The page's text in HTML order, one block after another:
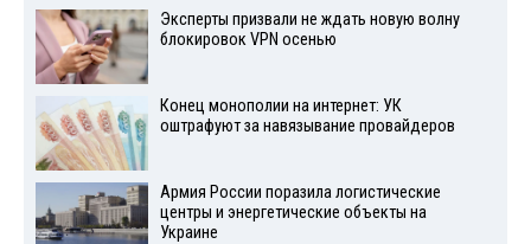
Эксперты призвали не ждать новую волну
блокировок VPN осенью
Конец монополии на интернет: УК
оштрафуют за навязывание провайдеров
Армия России поразила логистические
центры и энергетические объекты на
Украине